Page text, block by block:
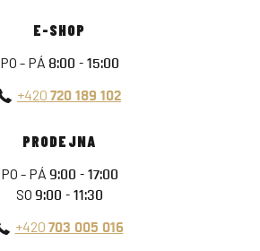
E-SHOP
PO - PÁ 8:00 - 15:00
+420 720 189 102
PRODEJNA
PO - PÁ 9:00 - 17:00
SO 9:00 - 11:30
+420 703 005 016